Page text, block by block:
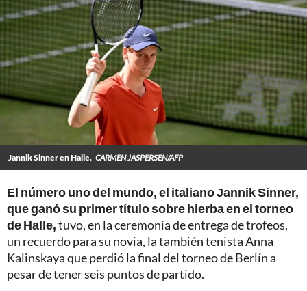
Jannik Sinner en Halle. CARMEN JASPERSEN/AFP
El número uno del mundo, el italiano Jannik Sinner,
que ganó su primer título sobre hierba en el torneo
de Halle,tuvo, en la ceremonia de entrega de trofeos,
un recuerdo para su novia, la también tenista Anna
Kalinskaya que perdió la final del torneo de Berlín a
pesar de tener seis puntos de partido.